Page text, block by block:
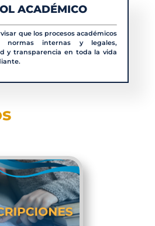
ACADÉMICO
que los procesos académicos
normas internas y legales,
y transparencia en toda la vida